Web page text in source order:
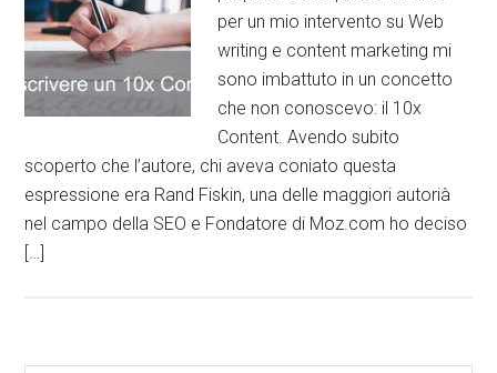
per un mio intervento su Web
writing e content marketing mi
sono imbattuto in un concetto
che non conoscevo: il 10x
Content. Avendo subito
scoperto che l’autore, chi aveva coniato questa
espressione era Rand Fiskin, una delle maggiori autorià
nel campo della SEO e Fondatore di Moz.com ho deciso
[…]